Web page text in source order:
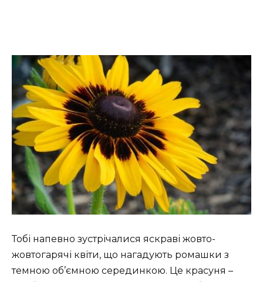
Тобі напевно зустрічалися яскраві жовто-
жовтогарячі квіти, що нагадують ромашки з
темною об’ємною серединкою. Це красуня –